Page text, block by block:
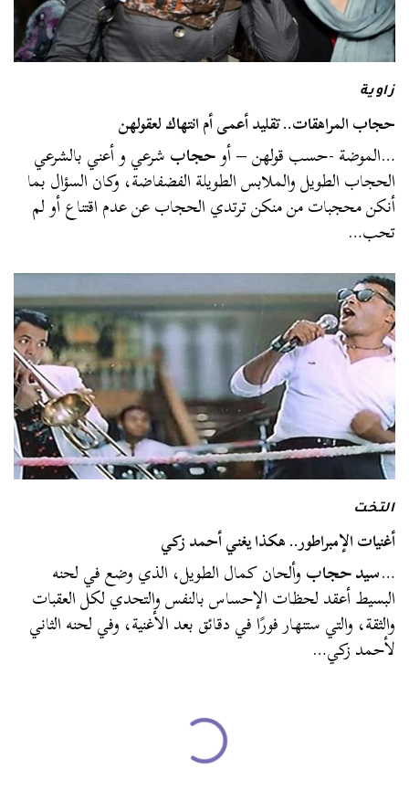
زاوية
حجاب المراهقات.. تقليد أعمى أم انتهاك لعقولهن
…الموضة -حسب قولهن – أوحجابشرعي و أعني بالشرعي
الحجاب الطويل والملابس الطويلة الفضفاضة، وكان السؤال بما
أنكن محجبات من منكن ترتدي الحجاب عن عدم اقتناع أو لم
تحب…
التخت
أغنيات الإمبراطور.. هكذا يغني أحمد زكي
…سيد حجابوألحان كمال الطويل، الذي وضع في لحنه
البسيط أعقد لحظات الإحساس بالنفس والتحدي لكل العقبات
والثقة، والتي ستنهار فورًا في دقائق بعد الأغنية، وفي لحنه الثاني
لأحمد زكي…